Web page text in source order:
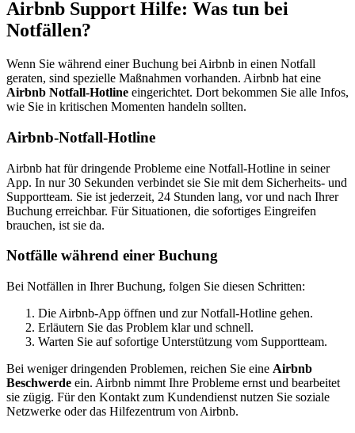
Airbnb Support Hilfe: Was tun bei
Notfällen?
Wenn Sie während einer Buchung bei Airbnb in einen Notfall
geraten, sind spezielle Maßnahmen vorhanden. Airbnb hat eine
Airbnb Notfall-Hotline eingerichtet. Dort bekommen Sie alle Infos,
wie Sie in kritischen Momenten handeln sollten.
Airbnb-Notfall-Hotline
Airbnb hat für dringende Probleme eine Notfall-Hotline in seiner
App. In nur 30 Sekunden verbindet sie Sie mit dem Sicherheits- und
Supportteam. Sie ist jederzeit, 24 Stunden lang, vor und nach Ihrer
Buchung erreichbar. Für Situationen, die sofortiges Eingreifen
brauchen, ist sie da.
Notfälle während einer Buchung
Bei Notfällen in Ihrer Buchung, folgen Sie diesen Schritten:
Die Airbnb-App öffnen und zur Notfall-Hotline gehen.
Erläutern Sie das Problem klar und schnell.
Warten Sie auf sofortige Unterstützung vom Supportteam.
Bei weniger dringenden Problemen, reichen Sie eine Airbnb
Beschwerde ein. Airbnb nimmt Ihre Probleme ernst und bearbeitet
sie zügig. Für den Kontakt zum Kundendienst nutzen Sie soziale
Netzwerke oder das Hilfezentrum von Airbnb.